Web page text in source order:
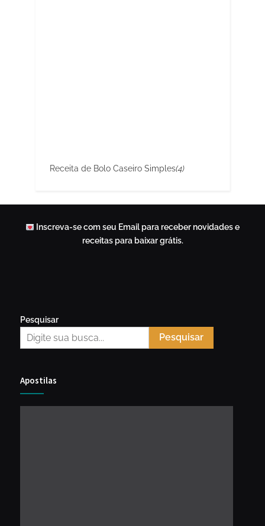
Receita de Bolo Caseiro Simples(4)
Inscreva-se com seu Email para receber novidades e
receitas para baixar grátis.
Pesquisar
Pesquisar
Apostilas